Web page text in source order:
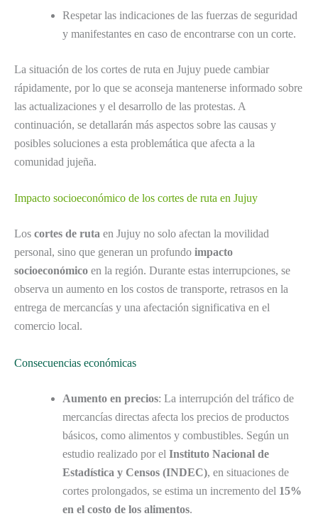
Respetar las indicaciones de las fuerzas de seguridad
y manifestantes en caso de encontrarse con un corte.
La situación de los cortes de ruta en Jujuy puede cambiar
rápidamente, por lo que se aconseja mantenerse informado sobre
las actualizaciones y el desarrollo de las protestas. A
continuación, se detallarán más aspectos sobre las causas y
posibles soluciones a esta problemática que afecta a la
comunidad jujeña.
Impacto socioeconómico de los cortes de ruta en Jujuy
Los cortes de ruta en Jujuy no solo afectan la movilidad
personal, sino que generan un profundo impacto
socioeconómico en la región. Durante estas interrupciones, se
observa un aumento en los costos de transporte, retrasos en la
entrega de mercancías y una afectación significativa en el
comercio local.
Consecuencias económicas
Aumento en precios: La interrupción del tráfico de
mercancías directas afecta los precios de productos
básicos, como alimentos y combustibles. Según un
estudio realizado por el Instituto Nacional de
Estadística y Censos (INDEC), en situaciones de
cortes prolongados, se estima un incremento del 15%
en el costo de los alimentos.